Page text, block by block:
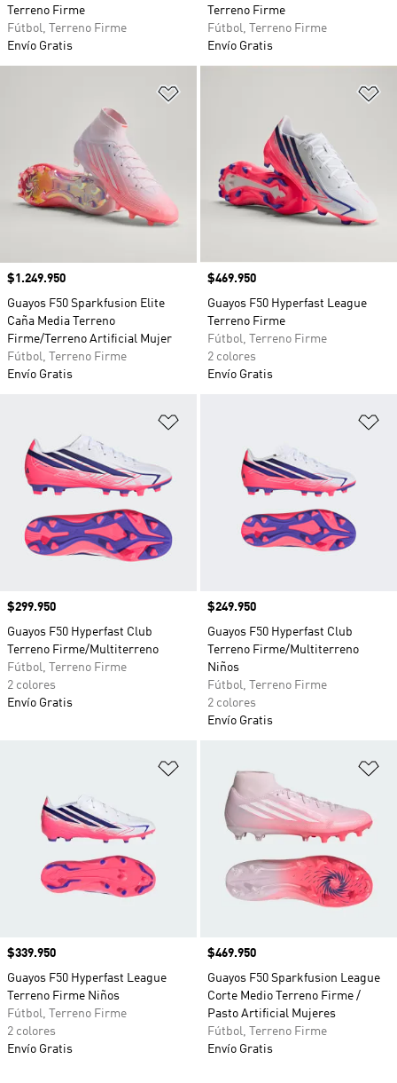
Terreno Firme
Fútbol, Terreno Firme
Envío Gratis
Terreno Firme
Fútbol, Terreno Firme
Envío Gratis
Precio
$1.249.950
Guayos F50 Sparkfusion Elite
Caña Media Terreno
Firme/Terreno Artificial Mujer
Fútbol, Terreno Firme
Envío Gratis
Precio
$469.950
Guayos F50 Hyperfast League
Terreno Firme
Fútbol, Terreno Firme
2 colores
Envío Gratis
Precio
$299.950
Guayos F50 Hyperfast Club
Terreno Firme/Multiterreno
Fútbol, Terreno Firme
2 colores
Envío Gratis
Precio
$249.950
Guayos F50 Hyperfast Club
Terreno Firme/Multiterreno
Niños
Fútbol, Terreno Firme
2 colores
Envío Gratis
Precio
$339.950
Guayos F50 Hyperfast League
Terreno Firme Niños
Fútbol, Terreno Firme
2 colores
Envío Gratis
Precio
$469.950
Guayos F50 Sparkfusion League
Corte Medio Terreno Firme /
Pasto Artificial Mujeres
Fútbol, Terreno Firme
Envío Gratis